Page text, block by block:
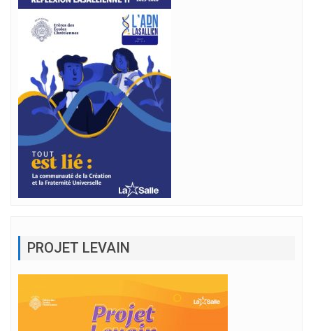
PROJET LEVAIN